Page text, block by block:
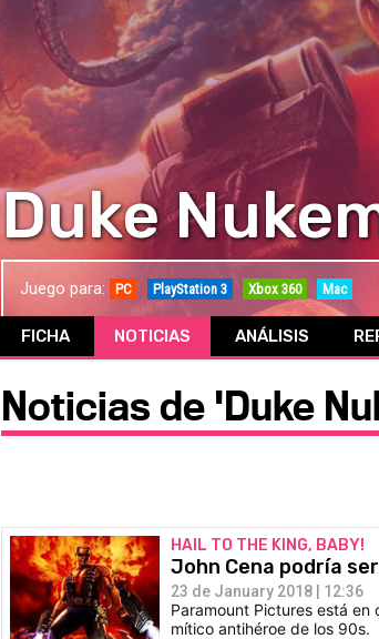
Duke
Juego para: PC PlayStation 3 Xbox 360 Mac
FICHA NOTICIAS ANÁLISIS
Noticias de 'Duke
HAIL TO THE KING, BABY!
John Cena podría
23 de January 2018 | 12:36
Paramount Pictures está
mítico antihéroe de los 90s.